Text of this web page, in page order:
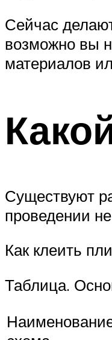
Сейчас
возможно вы
материалов
Существуют
проведении
Как клеить
Таблица.